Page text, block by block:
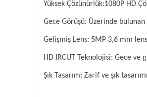
Yüksek Çözünürlük:1080P HD
Gece Görüşü: Üzerinde
Gelişmiş Lens: 5MP 3,6 mm
HD IRCUT Teknolojisi: Gece
Şık Tasarım: Zarif ve şık